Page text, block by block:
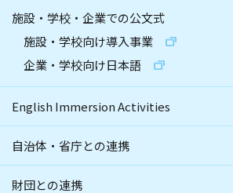
施設・学校・企業での公文式
施設・学校向け導入事業
企業・学校向け日本語
English Immersion Activities
自治体・省庁との連携
財団との連携